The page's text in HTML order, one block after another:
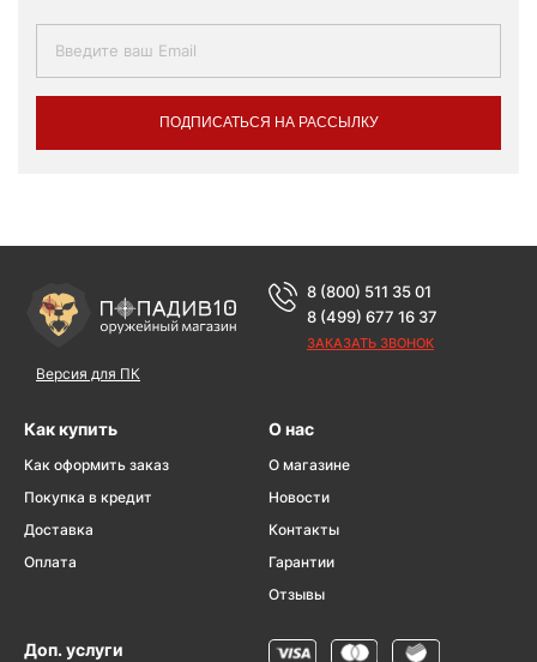
ПОДПИСАТЬСЯ НА РАССЫЛКУ
Версия для ПК
8 (800) 511 35 01
8 (499) 677 16 37
ЗАКАЗАТЬ ЗВОНОК
Как купить
Как оформить заказ
Покупка в кредит
Доставка
Оплата
О нас
О магазине
Новости
Контакты
Гарантии
Отзывы
Доп. услуги